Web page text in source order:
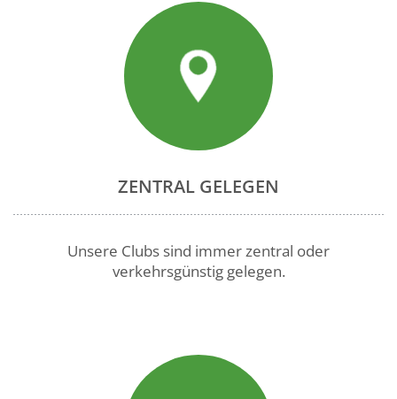
ZENTRAL GELEGEN
Unsere Clubs sind immer zentral oder
verkehrsgünstig gelegen.